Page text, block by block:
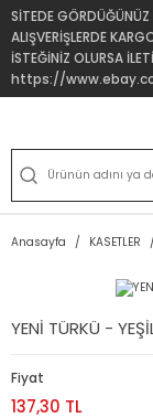
SİTEDE
ALIŞVERİŞLERDE
İSTEĞİNİZ OLURSA
https://
Anasayfa KASETLER
YENİ TÜRKÜ -
Fiyat
137,30 TL